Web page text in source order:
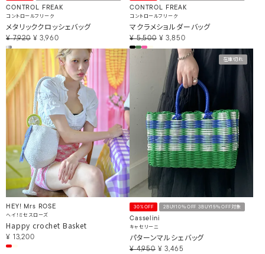
CONTROL FREAK
コントロールフリーク
メタリッククロッシェバッグ
¥ 7,920 ¥ 3,960
CONTROL FREAK
コントロールフリーク
マクラメショルダーバッグ
¥ 5,500 ¥ 3,850
HEY! Mrs ROSE
ヘイ！ミセスローズ
Happy crochet Basket
¥ 13,200
30%OFF 2BUY10％OFF 3BUY15％OFF対象
Casselini
キャセリーニ
パターンマルシェバッグ
¥ 4,950 ¥ 3,465
在庫切れ